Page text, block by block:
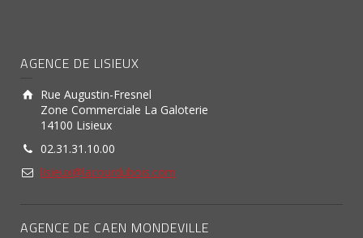
AGENCE DE LISIEUX
Rue Augustin-Fresnel
Zone Commerciale La Galoterie
14100 Lisieux
02.31.31.10.00
lisieux@lacourdubois.com
AGENCE DE CAEN MONDEVILLE